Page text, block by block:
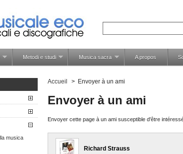
Metodi e studi Musica sacra A propos
musica
Accueil > Envoyer à un ami
Envoyer à un ami
Envoyer cette page à un ami susceptible d'être
Richard Strauss